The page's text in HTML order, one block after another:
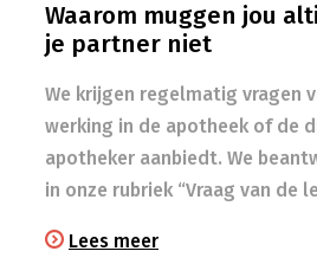
Waarom muggen jou
je partner niet
We krijgen regelmatig vragen
werking in de apotheek of de
apotheker aanbiedt. We
in onze rubriek “Vraag van de
Lees meer